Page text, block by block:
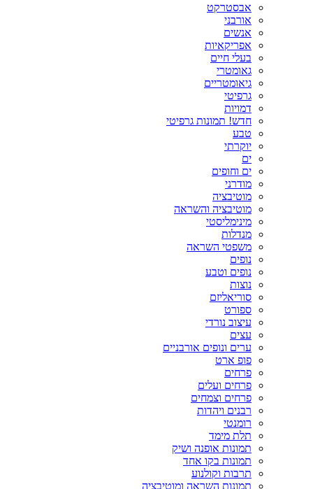
אבסטרקט
אורבני
אנשים
אפריקאיות
בעלי חיים
גאומטרי
גיאומטריים
גרפיטי
דמויות
חדש! תמונות גרפיטי
טבע
יוקרתי
ים
ים וחופים
מודרני
מוטיבציה
מוטיבציה והשראה
מינימליסטי
מנדלות
משפטי השראה
נופים
נופים וטבע
נוצות
סוריאליזם
ספורט
עיצוב נורדי
עצים
ערים ונופים אורבניים
פופ ארט
פרחים
פרחים ועלים
פרחים וצמחים
רבנים ויהדות
רומנטי
תלת מימד
תמונות אופנה ושיק
תמונות בקו אחד
תרבות וקולנוע
תמונות השראה ומוטיבציה